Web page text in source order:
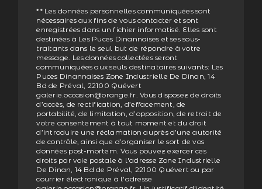
** Les données personnelles communiquées sont
nécessaires aux fins de vous contacter et sont
enregistrées dans un fichier informatisé. Elles sont
destinées à Les Puces Dinannaises et ses sous-
traitants dans le seul but de répondre à votre
message. Les données collectées seront
communiquées aux seuls destinataires suivants: Les
Puces Dinannaises Zone Industrielle De Dinan, 14
Bd de Préval, 22100 Quévert
galerie.occasion@orange.fr. Vous disposez de droits
d’accès, de rectification, d’effacement, de
portabilité, de limitation, d’opposition, de retrait de
votre consentement à tout moment et du droit
d’introduire une réclamation auprès d’une autorité
de contrôle, ainsi que d’organiser le sort de vos
données post-mortem. Vous pouvez exercer ces
droits par voie postale à l'adresse Zone Industrielle
De Dinan, 14 Bd de Préval, 22100 Quévert ou par
courrier électronique à l'adresse